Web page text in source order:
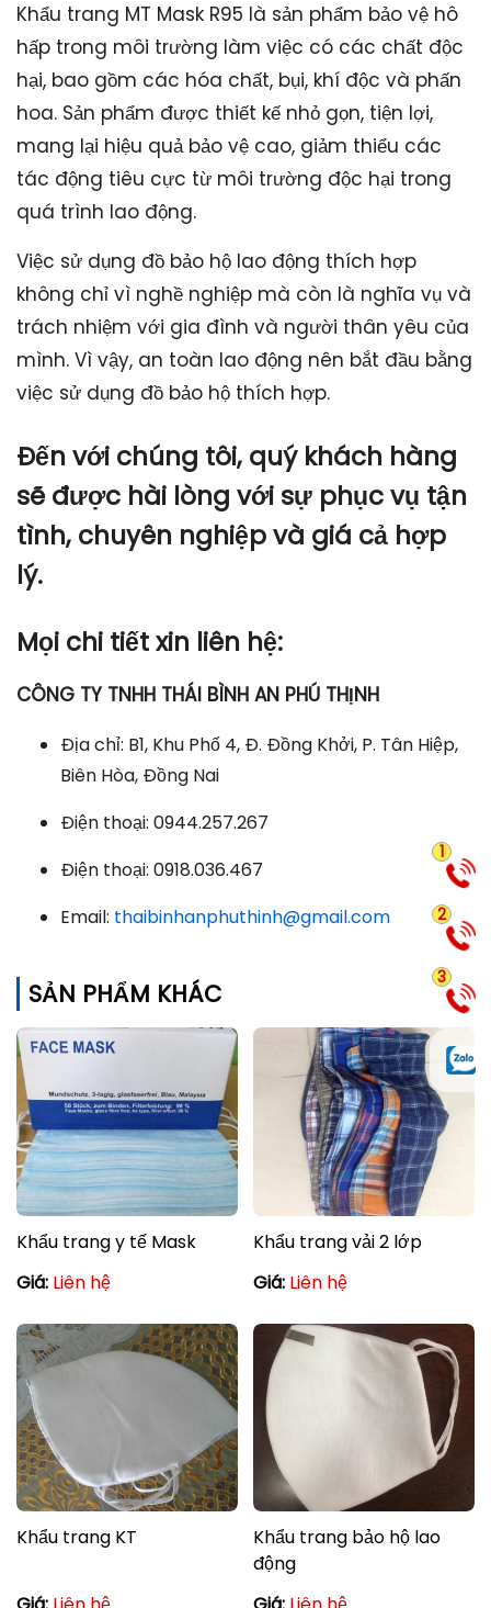
Khẩu trang MT Mask R95 là sản phẩm bảo vệ hô
hấp trong môi trường làm việc có các chất độc
hại, bao gồm các hóa chất, bụi, khí độc và phấn
hoa. Sản phẩm được thiết kế nhỏ gọn, tiện lợi,
mang lại hiệu quả bảo vệ cao, giảm thiểu các
tác động tiêu cực từ môi trường độc hại trong
quá trình lao động.
Việc sử dụng đồ bảo hộ lao động thích hợp
không chỉ vì nghề nghiệp mà còn là nghĩa vụ và
trách nhiệm với gia đình và người thân yêu của
mình. Vì vậy, an toàn lao động nên bắt đầu bằng
việc sử dụng đồ bảo hộ thích hợp.
Đến với chúng tôi, quý khách hàng
sẽ được hài lòng với sự phục vụ tận
tình, chuyên nghiệp và giá cả hợp
lý.
Mọi chi tiết xin liên hệ:
CÔNG TY TNHH THÁI BÌNH AN PHÚ THỊNH
Địa chỉ: B1, Khu Phố 4, Đ. Đồng Khởi, P. Tân Hiệp,
Biên Hòa, Đồng Nai
Điện thoại: 0944.257.267
Điện thoại: 0918.036.467
Email: thaibinhanphuthinh@gmail.com
SẢN PHẨM KHÁC
Khẩu trang y tế Mask
Giá: Liên hệ
Khẩu trang vải 2 lớp
Giá: Liên hệ
Khẩu trang KT
Khẩu trang bảo hộ lao
động
1
2
3